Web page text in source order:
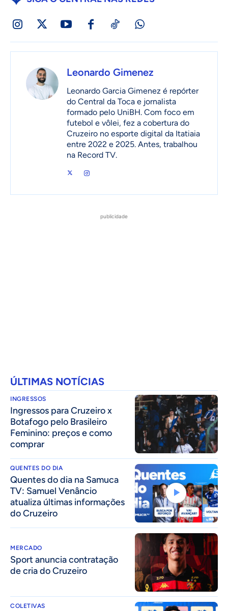
Leonardo Gimenez
Leonardo Garcia Gimenez é repórter
do Central da Toca e jornalista
formado pelo UniBH. Com foco em
futebol e vôlei, fez a cobertura do
Cruzeiro no esporte digital da Itatiaia
entre 2022 e 2025. Antes, trabalhou
na Record TV.
publicidade
ÚLTIMAS NOTÍCIAS
INGRESSOS
Ingressos para Cruzeiro x
Botafogo pelo Brasileiro
Feminino: preços e como
comprar
QUENTES DO DIA
Quentes do dia na Samuca
TV: Samuel Venâncio
atualiza últimas informações
do Cruzeiro
MERCADO
Sport anuncia contratação
de cria do Cruzeiro
COLETIVAS